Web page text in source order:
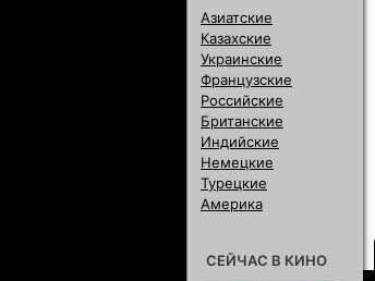
Азиатские
Казахские
Украинские
Французские
Российские
Британские
Индийские
Немецкие
Турецкие
Америка
СЕЙЧАС В КИНО